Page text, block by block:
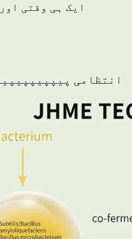
ایک ہی وقتی
انتظامی